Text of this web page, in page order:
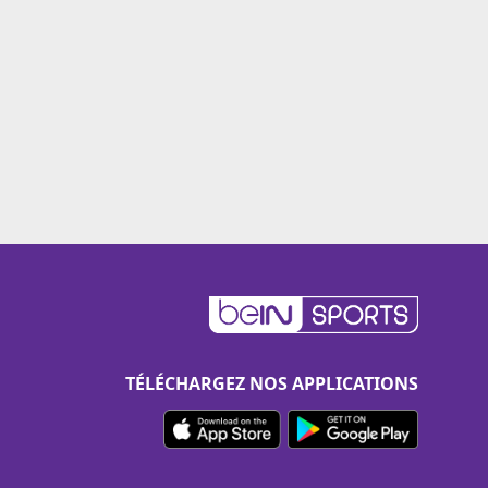
TÉLÉCHARGEZ NOS APPLICATIONS